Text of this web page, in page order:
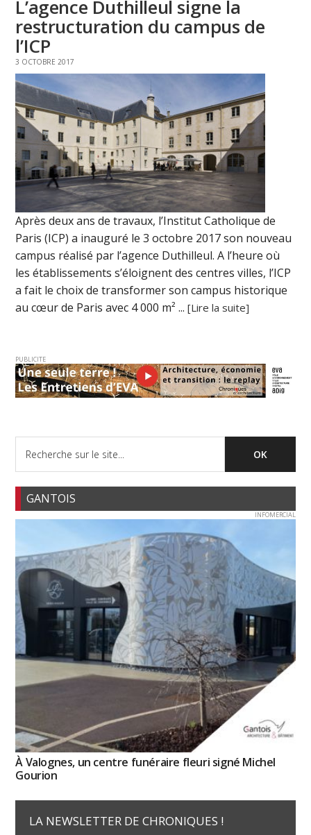
L’agence Duthilleul signe la
restructuration du campus de
l’ICP
3 OCTOBRE 2017
Après deux ans de travaux, l’Institut Catholique de
Paris (ICP) a inauguré le 3 octobre 2017 son nouveau
campus réalisé par l’agence Duthilleul. A l’heure où
les établissements s’éloignent des centres villes, l’ICP
a fait le choix de transformer son campus historique
au cœur de Paris avec 4 000 m² ...[Lire la suite]
PUBLICITE
GANTOIS
INFOMERCIAL
À Valognes, un centre funéraire fleuri signé Michel
Gourion
LA NEWSLETTER DE CHRONIQUES !